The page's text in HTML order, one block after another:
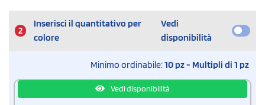
2
Inserisci il quantitativo per
colore
Vedi
disponibilità
Minimo ordinabile:10 pz - Multipli di 1 pz
Vedi disponibilità